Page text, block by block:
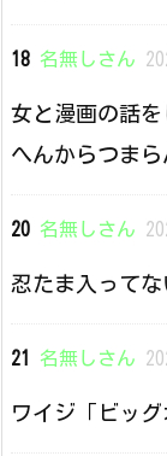
18 名無しさん
女と漫画の話
へんからつまら
20 名無しさん
忍たま入って
21 名無しさん
ワイジ「ビッグ